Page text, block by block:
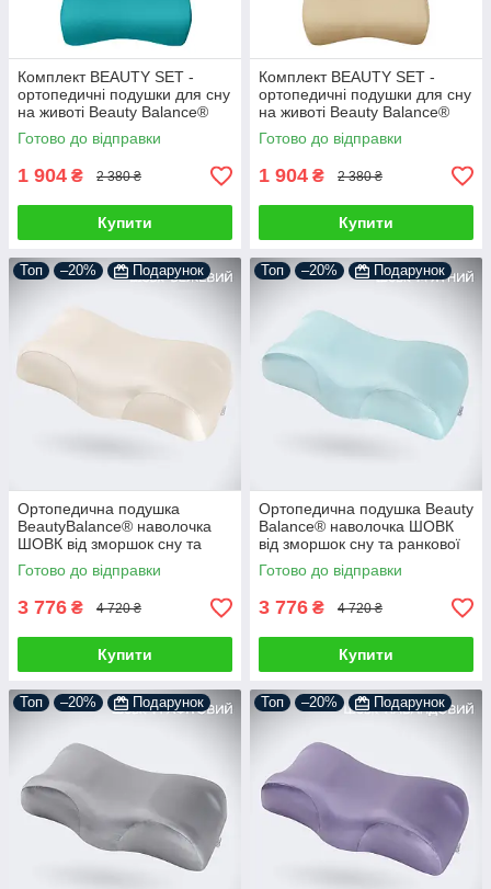
Комплект BEAUTY SET -
ортопедичні подушки для сну
на животі Beauty Balance®
(Face Pillow №1 & Roller
Pillow №2) тенсел
Готово до відправки
1 904 ₴ 2 380 ₴
Купити
Комплект BEAUTY SET -
ортопедичні подушки для сну
на животі Beauty Balance®
(Face Pillow №1 & Roller
Pillow №2) тенсел бежевий
Готово до відправки
1 904 ₴ 2 380 ₴
Купити
Топ –20% Подарунок
Ортопедична подушка
BeautyBalance® наволочка
ШОВК від зморшок сну та
ранкової набряклості,
бежевий
Готово до відправки
3 776 ₴ 4 720 ₴
Купити
Топ –20% Подарунок
Ортопедична подушка Beauty
Balance® наволочка ШОВК
від зморшок сну та ранкової
набряклості, м’ята
Готово до відправки
3 776 ₴ 4 720 ₴
Купити
Топ –20% Подарунок Топ –20% Подарунок